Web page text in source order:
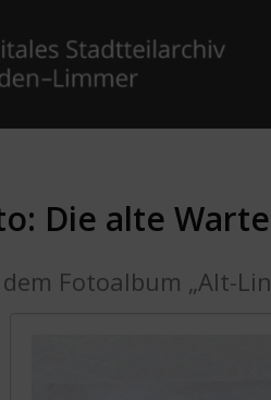
Die alte
Fotoalbum „Alt-